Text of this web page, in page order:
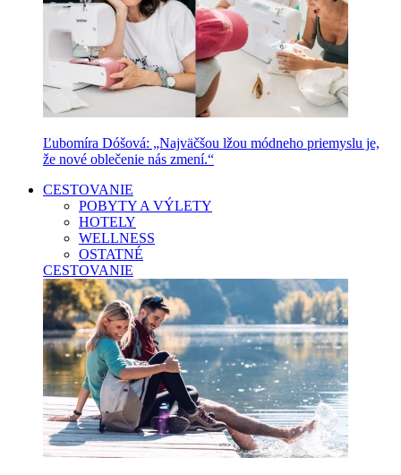
Ľubomíra Dóšová: „Najväčšou lžou módneho priemyslu je,
že nové oblečenie nás zmení.“
CESTOVANIE
POBYTY A VÝLETY
HOTELY
WELLNESS
OSTATNÉ
CESTOVANIE